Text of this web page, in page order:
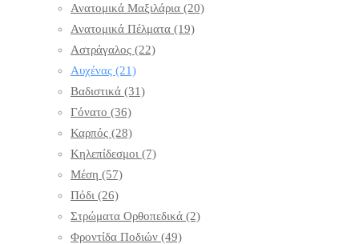
Ανατομικά Μαξιλάρια (20)
Ανατομικά Πέλματα (19)
Αστράγαλος (22)
Αυχένας (21)
Βαδιστικά (31)
Γόνατο (36)
Καρπός (28)
Κηλεπίδεσμοι (7)
Μέση (57)
Πόδι (26)
Στρώματα Ορθοπεδικά (2)
Φροντίδα Ποδιών (49)